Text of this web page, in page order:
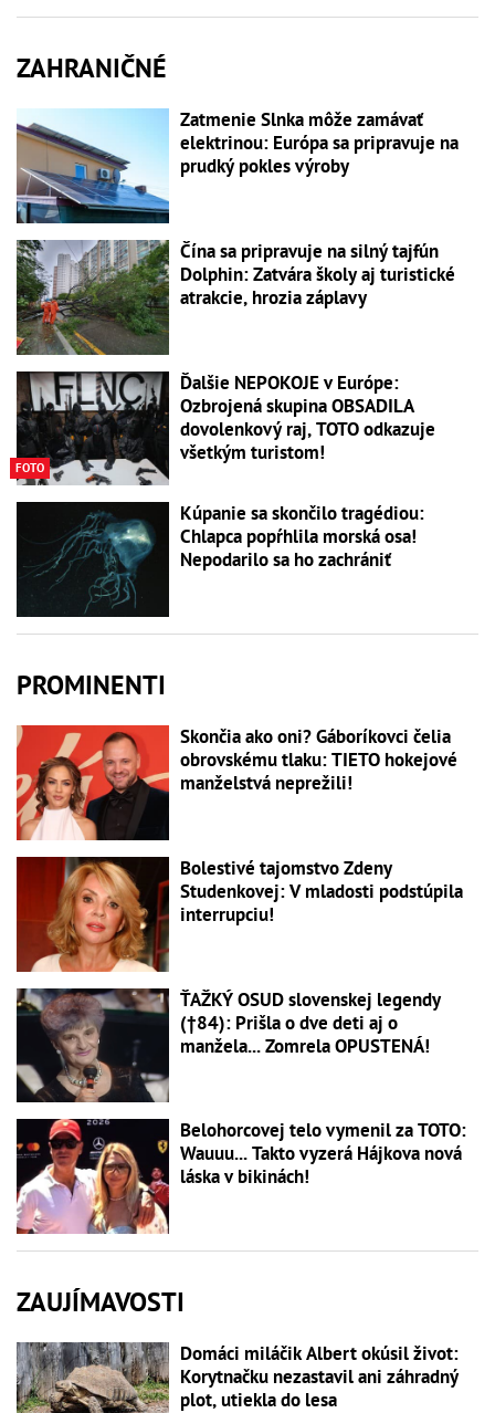
ZAHRANIČNÉ
Zatmenie Slnka môže zamávať
elektrinou: Európa sa pripravuje na
prudký pokles výroby
Čína sa pripravuje na silný tajfún
Dolphin: Zatvára školy aj turistické
atrakcie, hrozia záplavy
FOTO
Ďalšie NEPOKOJE v Európe:
Ozbrojená skupina OBSADILA
dovolenkový raj, TOTO odkazuje
všetkým turistom!
Kúpanie sa skončilo tragédiou:
Chlapca popŕhlila morská osa!
Nepodarilo sa ho zachrániť
PROMINENTI
Skončia ako oni? Gáboríkovci čelia
obrovskému tlaku: TIETO hokejové
manželstvá neprežili!
Bolestivé tajomstvo Zdeny
Studenkovej: V mladosti podstúpila
interrupciu!
ŤAŽKÝ OSUD slovenskej legendy
(†84): Prišla o dve deti aj o
manžela... Zomrela OPUSTENÁ!
Belohorcovej telo vymenil za TOTO:
Wauuu... Takto vyzerá Hájkova nová
láska v bikinách!
ZAUJÍMAVOSTI
Domáci miláčik Albert okúsil život:
Korytnačku nezastavil ani záhradný
plot, utiekla do lesa